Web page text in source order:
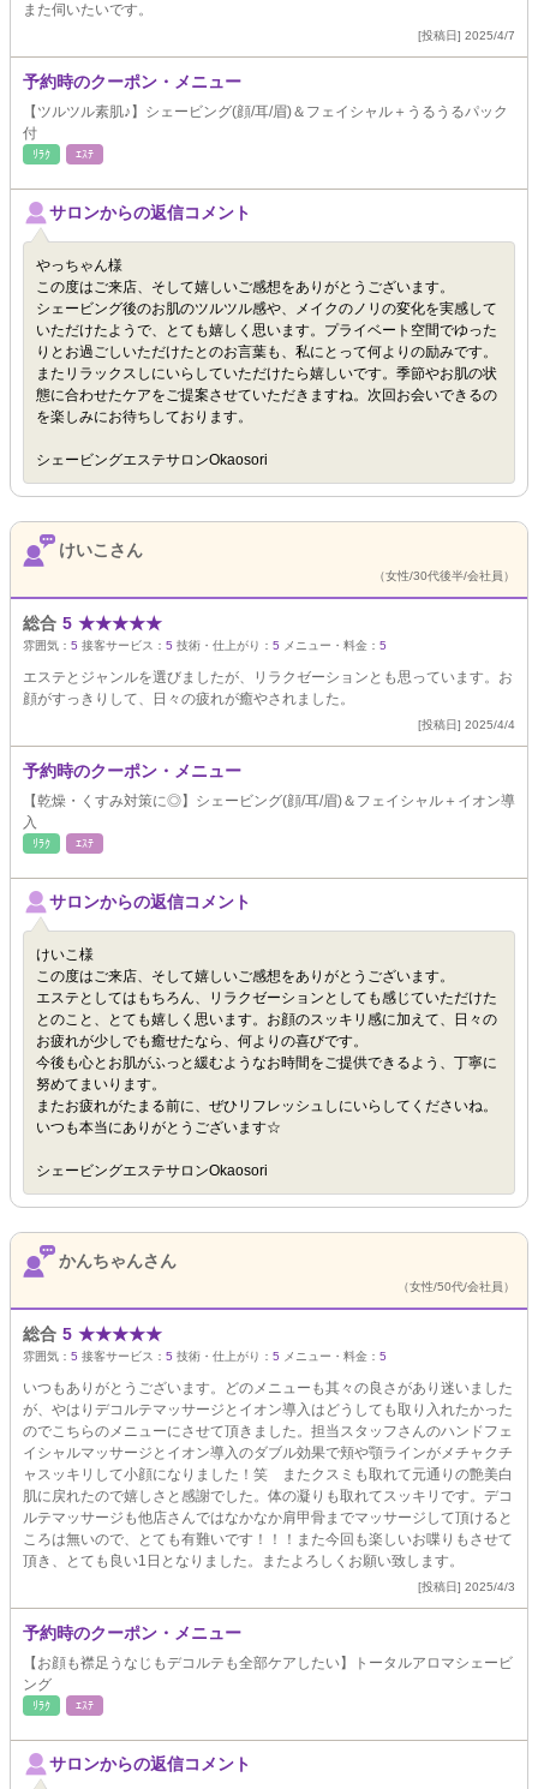
また伺いたいです。
[投稿日] 2025/4/7
予約時のクーポン・メニュー
【ツルツル素肌♪】シェービング(顔/耳/眉)＆フェイシャル＋うるうるパック
付
ﾘﾗｸ ｴｽﾃ
サロンからの返信コメント
やっちゃん様
この度はご来店、そして嬉しいご感想をありがとうございます。
シェービング後のお肌のツルツル感や、メイクのノリの変化を実感して
いただけたようで、とても嬉しく思います。プライベート空間でゆった
りとお過ごしいただけたとのお言葉も、私にとって何よりの励みです。
またリラックスしにいらしていただけたら嬉しいです。季節やお肌の状
態に合わせたケアをご提案させていただきますね。次回お会いできるの
を楽しみにお待ちしております。
シェービングエステサロンOkaosori
けいこさん
（女性/30代後半/会社員）
総合 5 ★★★★★
雰囲気： 5 接客サービス： 5 技術・仕上がり： 5 メニュー・料金： 5
エステとジャンルを選びましたが、リラクゼーションとも思っています。お
顔がすっきりして、日々の疲れが癒やされました。
[投稿日] 2025/4/4
予約時のクーポン・メニュー
【乾燥・くすみ対策に◎】シェービング(顔/耳/眉)＆フェイシャル＋イオン導
入
ﾘﾗｸ ｴｽﾃ
サロンからの返信コメント
けいこ様
この度はご来店、そして嬉しいご感想をありがとうございます。
エステとしてはもちろん、リラクゼーションとしても感じていただけた
とのこと、とても嬉しく思います。お顔のスッキリ感に加えて、日々の
お疲れが少しでも癒せたなら、何よりの喜びです。
今後も心とお肌がふっと緩むようなお時間をご提供できるよう、丁寧に
努めてまいります。
またお疲れがたまる前に、ぜひリフレッシュしにいらしてくださいね。
いつも本当にありがとうございます☆
シェービングエステサロンOkaosori
かんちゃんさん
（女性/50代/会社員）
総合 5 ★★★★★
雰囲気： 5 接客サービス： 5 技術・仕上がり： 5 メニュー・料金： 5
いつもありがとうございます。どのメニューも其々の良さがあり迷いました
が、やはりデコルテマッサージとイオン導入はどうしても取り入れたかった
のでこちらのメニューにさせて頂きました。担当スタッフさんのハンドフェ
イシャルマッサージとイオン導入のダブル効果で頬や顎ラインがメチャクチ
ャスッキリして小顔になりました！笑 またクスミも取れて元通りの艶美白
肌に戻れたので嬉しさと感謝でした。体の凝りも取れてスッキリです。デコ
ルテマッサージも他店さんではなかなか肩甲骨までマッサージして頂けると
ころは無いので、とても有難いです！！！また今回も楽しいお喋りもさせて
頂き、とても良い1日となりました。またよろしくお願い致します。
[投稿日] 2025/4/3
予約時のクーポン・メニュー
【お顔も襟足うなじもデコルテも全部ケアしたい】トータルアロマシェービ
ング
ﾘﾗｸ ｴｽﾃ
サロンからの返信コメント